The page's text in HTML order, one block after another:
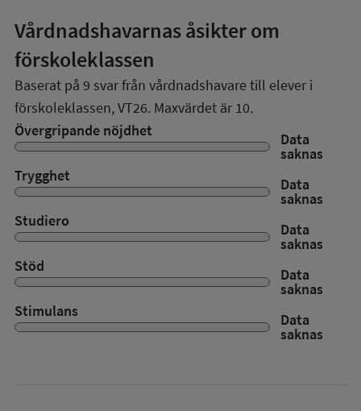
Vårdnadshavarnas åsikter om
förskoleklassen
Baserat på 9 svar från vårdnadshavare till elever i
förskoleklassen,VT26. Maxvärdet är 10.
Övergripande nöjdhet
Data
saknas
Trygghet
Data
saknas
Studiero
Data
saknas
Stöd
Data
saknas
Stimulans
Data
saknas